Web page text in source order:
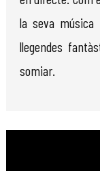
la seva
llegendes
somiar.